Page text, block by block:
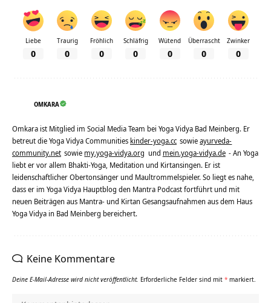
Liebe
0
Traurig
0
Fröhlich
0
Schläfrig
0
Wütend
0
Überrascht
0
Zwinker
0
OMKARA
Omkara ist Mitglied im Social Media Team bei Yoga Vidya Bad Meinberg. Er
betreut die Yoga Vidya Communities kinder-yoga.cc sowieayurveda-
community.net sowie my.yoga-vidya.org und mein.yoga-vidya.de - An Yoga
liebt er vor allem Bhakti-Yoga, Meditation und Kirtansingen. Er ist
leidenschaftlicher Obertonsänger und Maultrommelspieler. So liegt es nahe,
dass er im Yoga Vidya Hauptblog den Mantra Podcast fortführt und mit
neuen Beiträgen aus Mantra- und Kirtan Gesangsaufnahmen aus dem Haus
Yoga Vidya in Bad Meinberg bereichert.
Keine Kommentare
Deine E-Mail-Adresse wird nicht veröffentlicht. Erforderliche Felder sind mit * markiert.